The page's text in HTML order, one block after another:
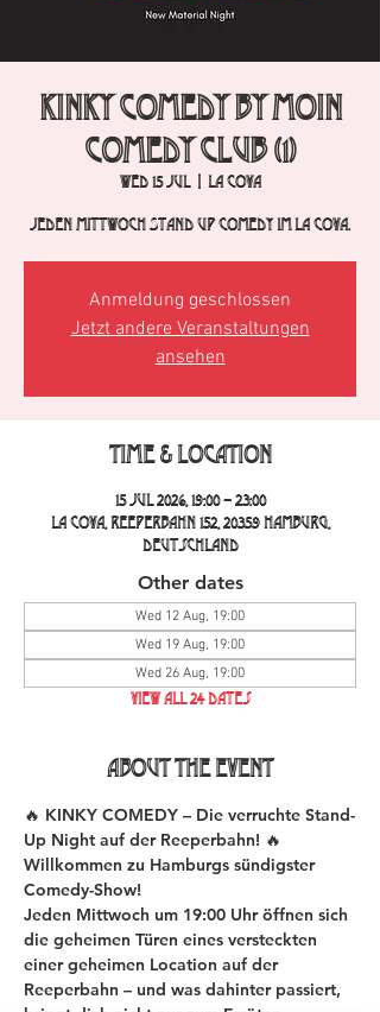
Kinky Comedy by Moin
Comedy Club (1)
Wed 15 Jul
  |
La Cova
Jeden Mittwoch Stand Up Comedy im La Cova.
Anmeldung geschlossen
Jetzt andere Veranstaltungen
ansehen
Time & Location
15 Jul 2026, 19:00 – 23:00
La Cova, Reeperbahn 152, 20359 Hamburg,
Deutschland
Other dates
Wed 12 Aug, 19:00
Wed 19 Aug, 19:00
Wed 26 Aug, 19:00
View all 24 dates
About the event
🔥 KINKY COMEDY – Die verruchte Stand-
Up Night auf der Reeperbahn! 🔥
Willkommen zu Hamburgs sündigster
Comedy-Show!
Jeden Mittwoch um 19:00 Uhr öffnen sich
die geheimen Türen eines versteckten
einer geheimen Location auf der
Reeperbahn – und was dahinter passiert,